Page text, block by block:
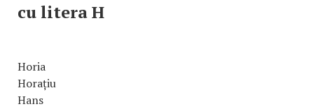
cu litera H
Horia
Horațiu
Hans